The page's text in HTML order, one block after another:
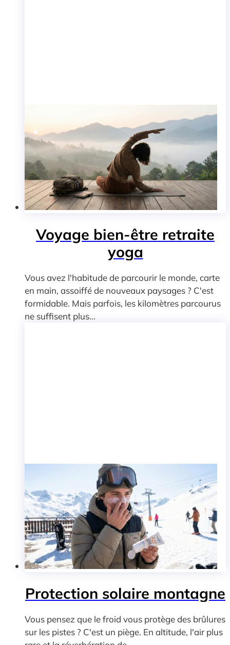
Voyage bien-être retraite
yoga
Vous avez l'habitude de parcourir le monde, carte
en main, assoiffé de nouveaux paysages ? C'est
formidable. Mais parfois, les kilomètres parcourus
ne suffisent plus...
Protection solaire montagne
Vous pensez que le froid vous protège des brûlures
sur les pistes ? C'est un piège. En altitude, l'air plus